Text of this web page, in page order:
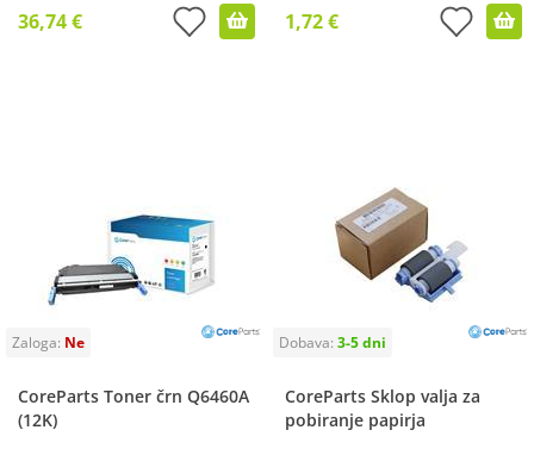
36,74 € 1,72 €
CoreParts Toner črn Q6460A
(12K)
CoreParts Sklop valja za
pobiranje papirja